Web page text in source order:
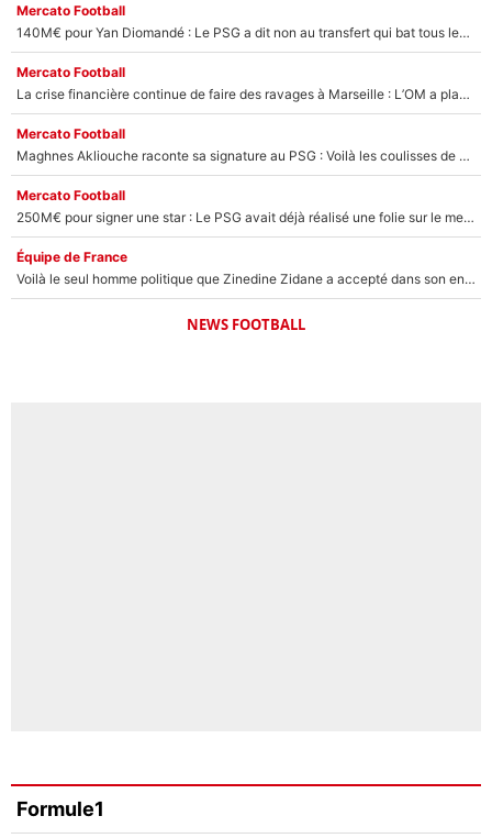
Mercato Football
140M€ pour Yan Diomandé : Le PSG a dit non au transfert qui bat tous les records sur le mercato
Mercato Football
La crise financière continue de faire des ravages à Marseille : L’OM a placé 12 joueurs sur le marché des transferts… et ça pourrait lui rapporter près de 100M€ !
Mercato Football
Maghnes Akliouche raconte sa signature au PSG : Voilà les coulisses de son transfert de rêve à 50M€
Mercato Football
250M€ pour signer une star : Le PSG avait déjà réalisé une folie sur le mercato bien avant Neymar !
Équipe de France
Voilà le seul homme politique que Zinedine Zidane a accepté dans son entourage : «Je garde un très bon souvenir de lui»
NEWS FOOTBALL
Formule1